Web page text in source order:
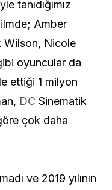
tanıdığımız
filmde; Amber
Wilson, Nicole
oyuncular da
ettiği 1 milyon
DC Sinematik
çok daha
ve 2019 yılının